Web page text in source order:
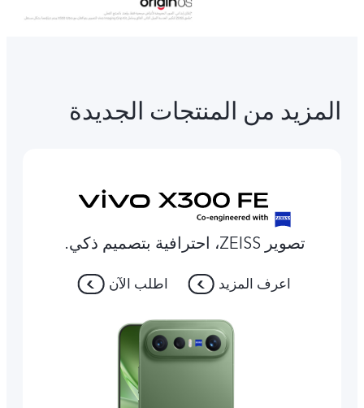
المزيد من المنتجات الجديدة
تصوير ZEISS، احترافية بتصميم ذكي.
اعرف المزيد اطلب الآن